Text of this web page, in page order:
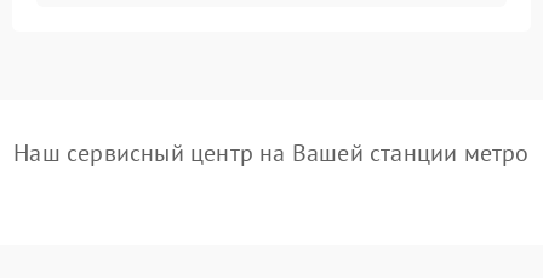
Наш сервисный центр на Вашей станции метро